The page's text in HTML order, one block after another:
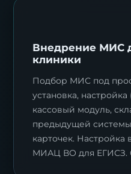
Внедрение МИС
клиники
Подбор МИС под
установка,
кассовый модуль,
предыдущей
карточек. Настройка
МИАЦ ВО для ЕГИСЗ.